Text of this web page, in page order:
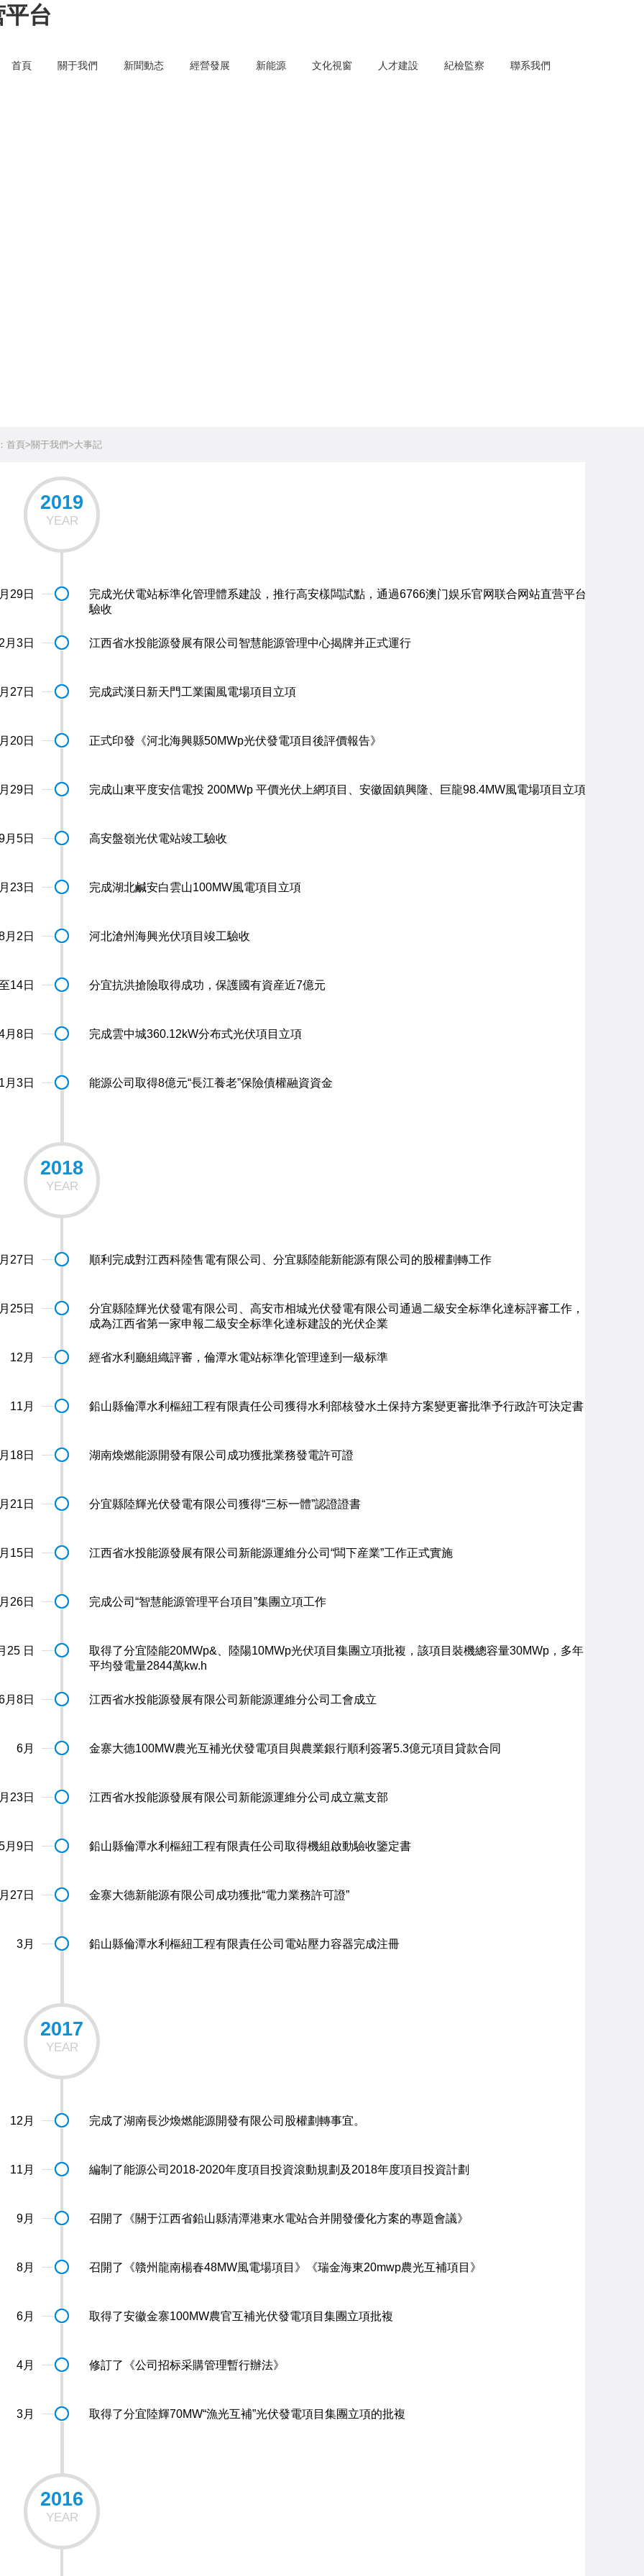
台
首頁 關于我們 新聞動态 經營發展 新能源 文化視窗 人才建設 紀檢監察 聯系我們
首頁>關于我們>大事記
2019
YEAR
29日
完成光伏電站标準化管理體系建設，推行高安樣闆試點，通過6766澳门娱乐官网联合网站直营平台
驗收
月3日 江西省水投能源發展有限公司智慧能源管理中心揭牌并正式運行
27日 完成武漢日新天門工業園風電場項目立項
20日 正式印發《河北海興縣50MWp光伏發電項目後評價報告》
29日 完成山東平度安信電投 200MWp 平價光伏上網項目、安徽固鎮興隆、巨龍98.4MW風電場項目立項
月5日 高安盤嶺光伏電站竣工驗收
23日 完成湖北鹹安白雲山100MW風電項目立項
月2日 河北滄州海興光伏項目竣工驗收
14日 分宜抗洪搶險取得成功，保護國有資産近7億元
月8日 完成雲中城360.12kW分布式光伏項目立項
月3日 能源公司取得8億元“長江養老”保險債權融資資金
2018
YEAR
27日 順利完成對江西科陸售電有限公司、分宜縣陸能新能源有限公司的股權劃轉工作
25日
分宜縣陸輝光伏發電有限公司、高安市相城光伏發電有限公司通過二級安全标準化達标評審工作，
成為江西省第一家申報二級安全标準化達标建設的光伏企業
12月 經省水利廳組織評審，倫潭水電站标準化管理達到一級标準
11月 鉛山縣倫潭水利樞紐工程有限責任公司獲得水利部核發水土保持方案變更審批準予行政許可決定書
18日 湖南煥燃能源開發有限公司成功獲批業務發電許可證
21日 分宜縣陸輝光伏發電有限公司獲得“三标一體”認證證書
15日 江西省水投能源發展有限公司新能源運維分公司“闆下産業”工作正式實施
26日 完成公司“智慧能源管理平台項目”集團立項工作
25 日
取得了分宜陸能20MWp&、陸陽10MWp光伏項目集團立項批複，該項目裝機總容量30MWp，多年
平均發電量2844萬kw.h
月8日 江西省水投能源發展有限公司新能源運維分公司工會成立
6月 金寨大德100MW農光互補光伏發電項目與農業銀行順利簽署5.3億元項目貸款合同
23日 江西省水投能源發展有限公司新能源運維分公司成立黨支部
月9日 鉛山縣倫潭水利樞紐工程有限責任公司取得機組啟動驗收鑒定書
27日 金寨大德新能源有限公司成功獲批“電力業務許可證”
3月 鉛山縣倫潭水利樞紐工程有限責任公司電站壓力容器完成注冊
2017
YEAR
12月 完成了湖南長沙煥燃能源開發有限公司股權劃轉事宜。
11月 編制了能源公司2018-2020年度項目投資滾動規劃及2018年度項目投資計劃
9月 召開了《關于江西省鉛山縣清潭港東水電站合并開發優化方案的專題會議》
8月 召開了《贛州龍南楊春48MW風電場項目》《瑞金海東20mwp農光互補項目》
6月 取得了安徽金寨100MW農官互補光伏發電項目集團立項批複
4月 修訂了《公司招标采購管理暫行辦法》
3月 取得了分宜陸輝70MW“漁光互補”光伏發電項目集團立項的批複
2016
YEAR